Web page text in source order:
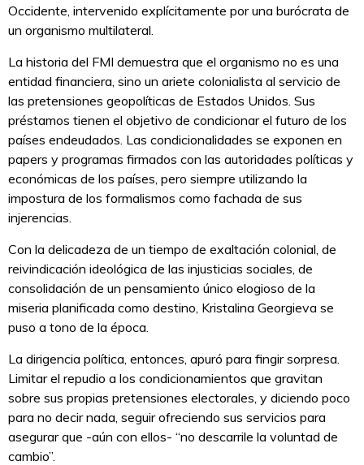
Occidente, intervenido explícitamente por una burócrata de
un organismo multilateral.
La historia del FMI demuestra que el organismo no es una
entidad financiera, sino un ariete colonialista al servicio de
las pretensiones geopolíticas de Estados Unidos. Sus
préstamos tienen el objetivo de condicionar el futuro de los
países endeudados. Las condicionalidades se exponen en
papers y programas firmados con las autoridades políticas y
económicas de los países, pero siempre utilizando la
impostura de los formalismos como fachada de sus
injerencias.
Con la delicadeza de un tiempo de exaltación colonial, de
reivindicación ideológica de las injusticias sociales, de
consolidación de un pensamiento único elogioso de la
miseria planificada como destino, Kristalina Georgieva se
puso a tono de la época.
La dirigencia política, entonces, apuró para fingir sorpresa.
Limitar el repudio a los condicionamientos que gravitan
sobre sus propias pretensiones electorales, y diciendo poco
para no decir nada, seguir ofreciendo sus servicios para
asegurar que -aún con ellos- “no descarrile la voluntad de
cambio”.